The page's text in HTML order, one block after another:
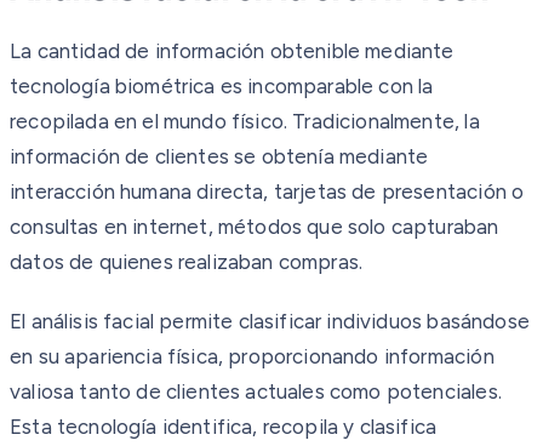
La cantidad de información obtenible mediante
tecnología biométrica es incomparable con la
recopilada en el mundo físico. Tradicionalmente, la
información de clientes se obtenía mediante
interacción humana directa, tarjetas de presentación o
consultas en internet, métodos que solo capturaban
datos de quienes realizaban compras.
El análisis facial permite clasificar individuos basándose
en su apariencia física, proporcionando información
valiosa tanto de clientes actuales como potenciales.
Esta tecnología identifica, recopila y clasifica